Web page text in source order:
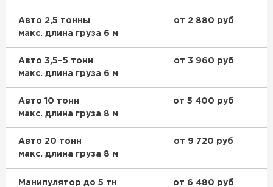
Авто 2,5 тонны
макс. длина груза 6 м
от 2 880 руб
Авто 3,5–5 тонн
макс. длина груза 6 м
от 3 960 руб
Авто 10 тонн
макс. длина груза 8 м
от 5 400 руб
Авто 20 тонн
макс. длина груза 8 м
от 9 720 руб
Манипулятор до 5 тн
от 6 480 руб
Утеплитель Ursa
Утеплитель Юматекс Термо